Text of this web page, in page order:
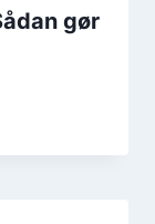
gør